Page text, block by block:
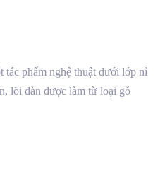
phẩm nghệ thuật dưới lớp nỉ
lõi đàn được làm từ loại gỗ